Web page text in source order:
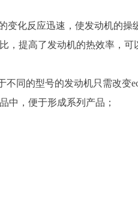
变化反应迅速，使发动机的
，提高了发动机的热效率，可
不同的型号的发动机只需改变
中，便于形成系列产品；